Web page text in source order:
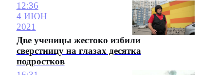
12:36
4 ИЮН
2021
Две ученицы жестоко избили
сверстницу на глазах десятка
подростков